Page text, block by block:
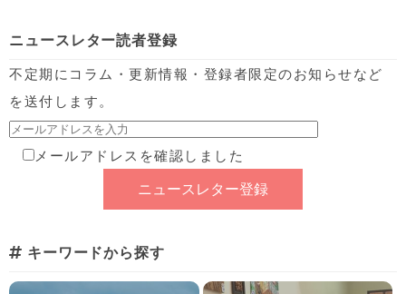
ニュースレター読者登録
不定期にコラム・更新情報・登録者限定のお知らせなど
を送付します。
メールアドレスを確認しました
キーワードから探す